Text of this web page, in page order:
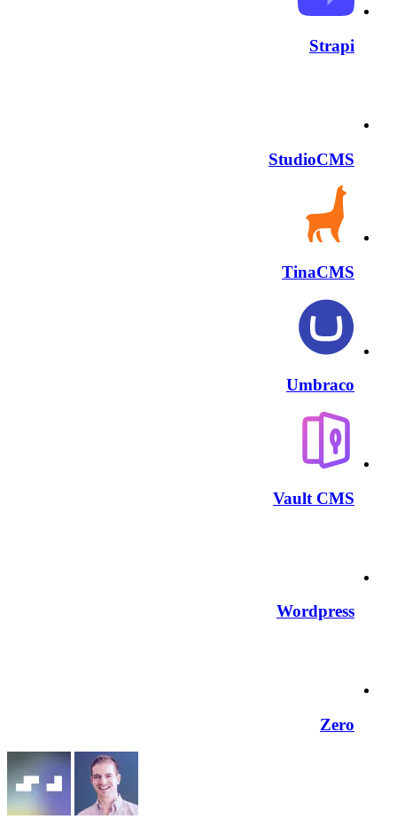
Strapi
StudioCMS
TinaCMS
Umbraco
Vault CMS
Wordpress
Zero